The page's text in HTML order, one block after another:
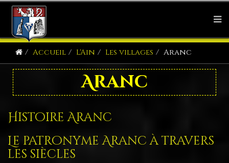
Accueil L'Ain Les villages Aranc
Aranc
Histoire Aranc
Le patronyme Aranc à travers
les siècles